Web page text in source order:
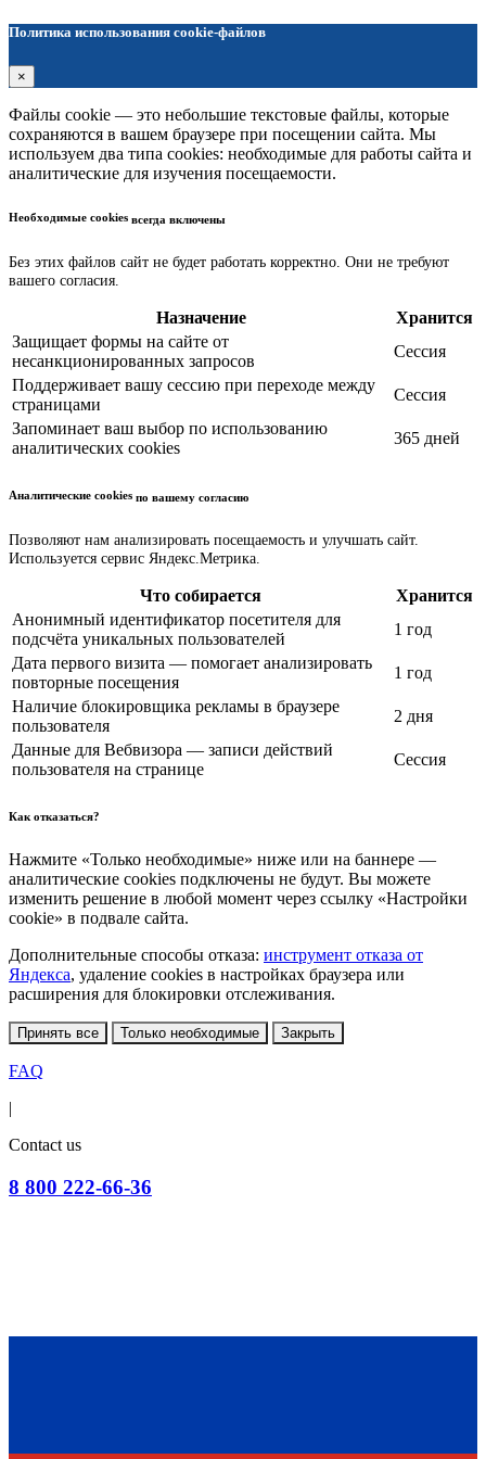
Политика использования cookie-файлов
×
Файлы cookie — это небольшие текстовые файлы, которые
сохраняются в вашем браузере при посещении сайта. Мы
используем два типа cookies: необходимые для работы сайта и
аналитические для изучения посещаемости.
Необходимые cookies всегда включены
Без этих файлов сайт не будет работать корректно. Они не требуют
вашего согласия.
Назначение
Хранится
Защищает формы на сайте от
несанкционированных запросов
Сессия
Поддерживает вашу сессию при переходе между
страницами
Сессия
Запоминает ваш выбор по использованию
аналитических cookies
365 дней
Аналитические cookies по вашему согласию
Позволяют нам анализировать посещаемость и улучшать сайт.
Используется сервис Яндекс.Метрика.
Что собирается
Хранится
Анонимный идентификатор посетителя для
подсчёта уникальных пользователей
1 год
Дата первого визита — помогает анализировать
повторные посещения
1 год
Наличие блокировщика рекламы в браузере
пользователя
2 дня
Данные для Вебвизора — записи действий
пользователя на странице
Сессия
Как отказаться?
Нажмите «Только необходимые» ниже или на баннере —
аналитические cookies подключены не будут. Вы можете
изменить решение в любой момент через ссылку «Настройки
cookie» в подвале сайта.
Дополнительные способы отказа: инструмент отказа от
Яндекса, удаление cookies в настройках браузера или
расширения для блокировки отслеживания.
Принять все Только необходимые Закрыть
FAQ
|
Contact us
8 800 222-66-36